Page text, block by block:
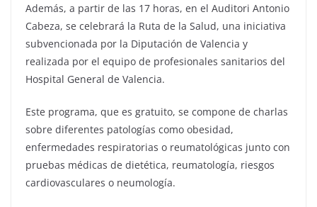
Además, a partir de las 17 horas, en el Auditori Antonio
Cabeza, se celebrará la Ruta de la Salud, una iniciativa
subvencionada por la Diputación de Valencia y
realizada por el equipo de profesionales sanitarios del
Hospital General de Valencia.
Este programa, que es gratuito, se compone de charlas
sobre diferentes patologías como obesidad,
enfermedades respiratorias o reumatológicas junto con
pruebas médicas de dietética, reumatología, riesgos
cardiovasculares o neumología.